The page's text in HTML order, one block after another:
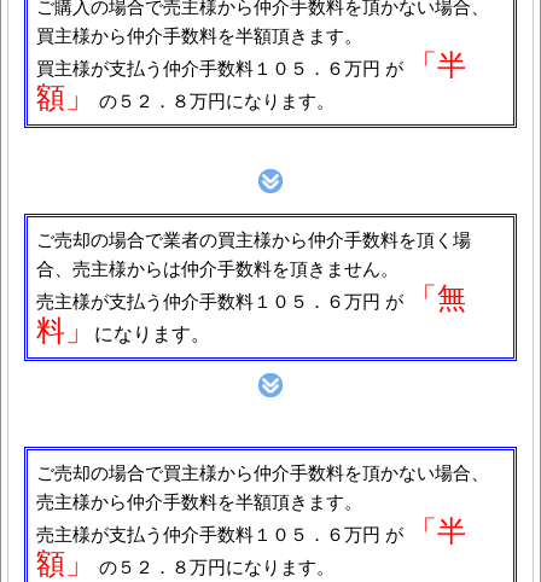
ご購入の場合で売主様から仲介手数料を頂かない場合、
買主様から仲介手数料を半額頂きます。
買主様が支払う仲介手数料１０５．６万円 が
「半
額」
の５２．８万円になります。
ご売却の場合で業者の買主様から仲介手数料を頂く場
合、売主様からは仲介手数料を頂きません。
売主様が支払う仲介手数料１０５．６万円 が
「無
料」
になります。
ご売却の場合で買主様から仲介手数料を頂かない場合、
売主様から仲介手数料を半額頂きます。
売主様が支払う仲介手数料１０５．６万円 が
「半
額」
の５２．８万円になります。